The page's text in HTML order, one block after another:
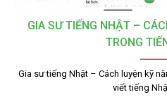
GIA SƯ TIẾNG NHẬT –
TRONG
Gia sư tiếng Nhật – Cách luyện kỹ
viết tiếng